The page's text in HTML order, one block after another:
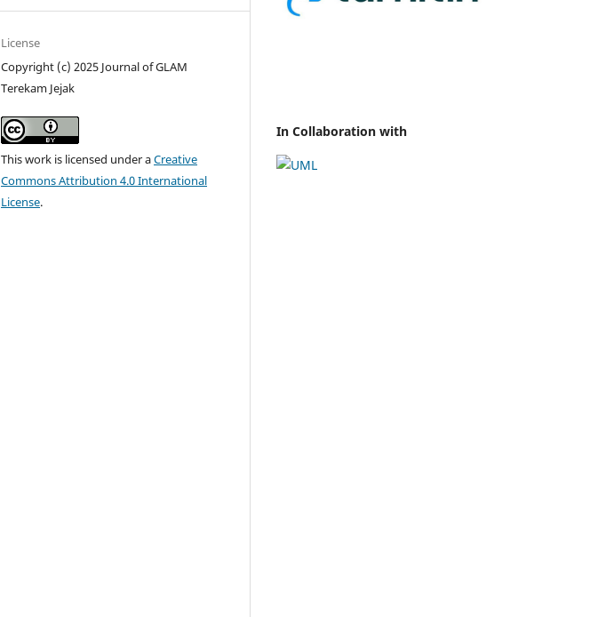
License
Copyright (c) 2025 Journal of GLAM
Terekam Jejak
This work is licensed under aCreative
Commons Attribution 4.0 International
License.
In Collaboration with